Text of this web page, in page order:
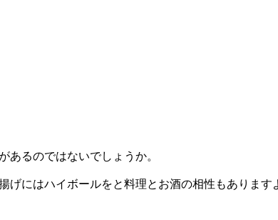
あるのではないでしょうか。
にはハイボールをと料理とお酒の相性もあります